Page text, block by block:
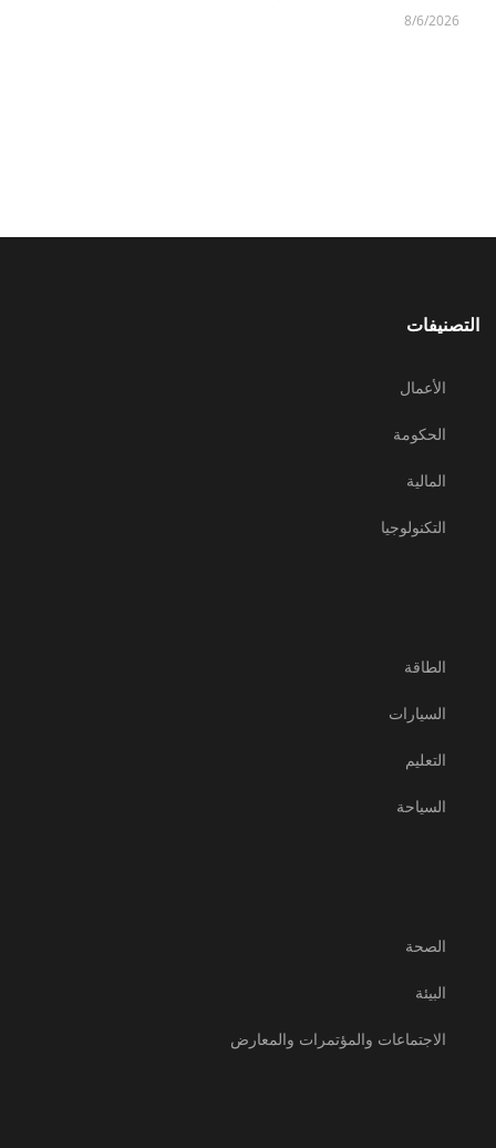
8/6/2026
التصنيفات
الأعمال
الحكومة
المالية
التكنولوجيا
الطاقة
السيارات
التعليم
السياحة
الصحة
البيئة
الاجتماعات والمؤتمرات والمعارض